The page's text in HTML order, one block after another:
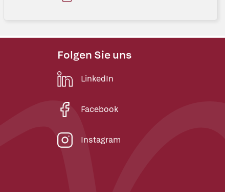
Folgen Sie uns
LinkedIn
Facebook
Instagram